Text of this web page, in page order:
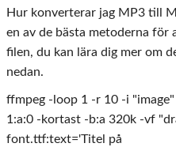
Hur konverterar jag MP3 till
en av de bästa metoderna
filen, du kan lära dig mer om
nedan.
ffmpeg -loop 1 -r 10 -i
1:a:0 -kortast -b:a 320k -vf
font.ttf:text='Titel på